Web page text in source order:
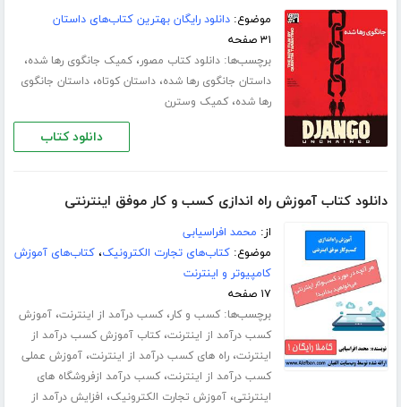
موضوع:دانلود رایگان بهترین کتاب‌های داستان
۳۱ صفحه
برچسب‌ها:دانلود کتاب مصور،کمیک جانگوی رها شده،
داستان جانگوی رها شده،داستان کوتاه،داستان جانگوی
رها شده،کمیک وسترن
دانلود کتاب
دانلود کتاب آموزش راه اندازی کسب و کار موفق اینترنتی
از: محمد افراسیابی
موضوع:کتاب‌های تجارت الکترونیک،کتاب‌های آموزش
کامپیوتر و اینترنت
۱۷ صفحه
برچسب‌ها:کسب و کار،کسب درآمد از اینترنت،آموزش
کسب درآمد از اینترنت،کتاب آموزش کسب درآمد از
اینترنت،راه های کسب درآمد از اینترنت،آموزش عملی
کسب درآمد از اینترنت،کسب درآمد ازفروشگاه های
اینترنتی،آموزش تجارت الکترونیک، افزایش درآمد از